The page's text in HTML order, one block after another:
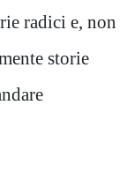
radici e, non
storie